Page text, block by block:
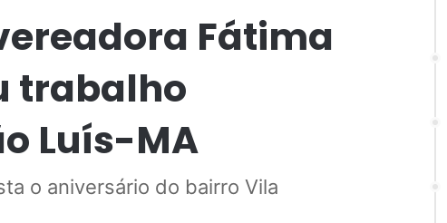
Fátima
trabalho
Luís-MA
o aniversário do bairro Vila